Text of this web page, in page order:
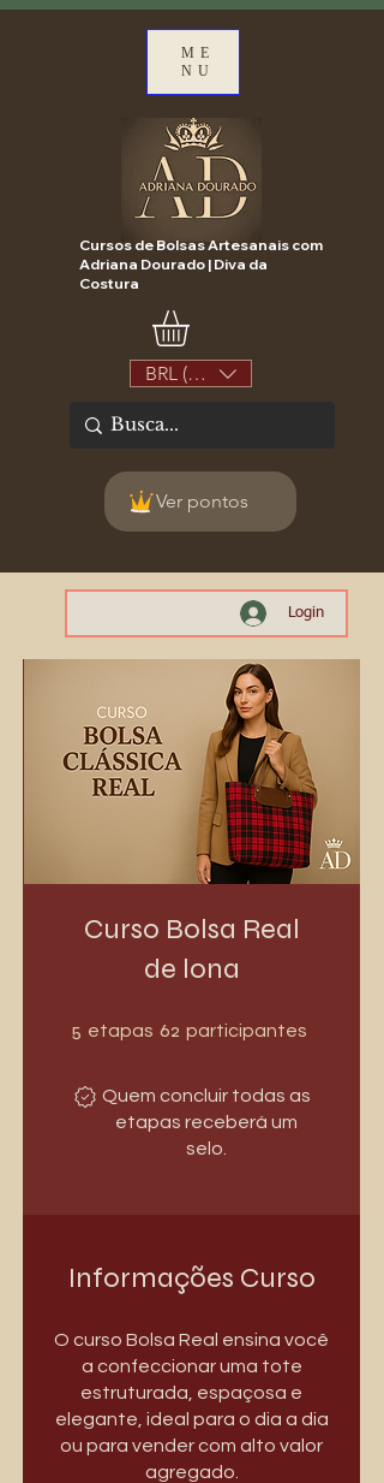
ME
NU
Cursos de Bolsas Artesanais com
Adriana Dourado | Diva da
Costura
BRL (R$)
Ver pontos
Login
Curso Bolsa Real
de lona
5 etapas 5 etapas
62 participantes
Quem concluir todas as
etapas receberá um
selo.
Informações Curso
O curso Bolsa Real ensina você
a confeccionar uma tote
estruturada, espaçosa e
elegante, ideal para o dia a dia
ou para vender com alto valor
agregado.